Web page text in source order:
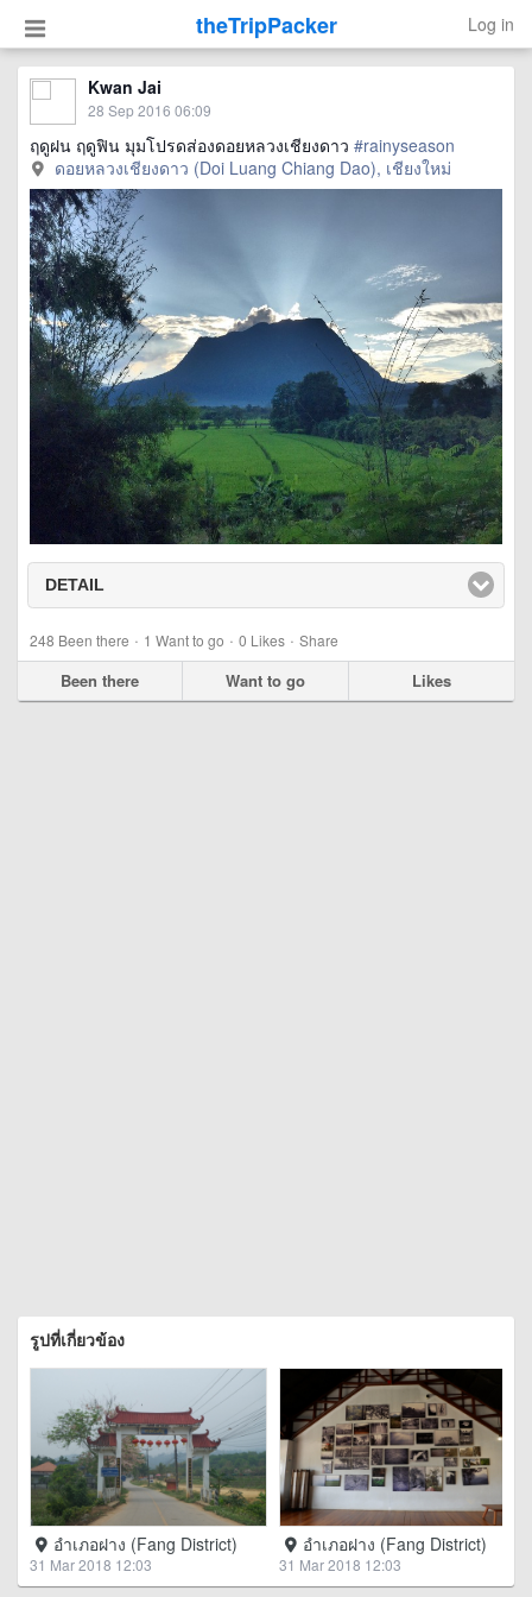
theTripPacker Log in
Kwan Jai
28 Sep 2016 06:09
ฤดูฝน ฤดูฟิน มุมโปรดส่องดอยหลวงเชียงดาว #rainyseason
ดอยหลวงเชียงดาว (Doi Luang Chiang Dao), เชียงใหม่
DETAIL
248 Been there · 1 Want to go · 0 Likes · Share
Been there Want to go Likes
รูปที่เกี่ยวข้อง
อำเภอฝาง (Fang District)
31 Mar 2018 12:03
อำเภอฝาง (Fang District)
31 Mar 2018 12:03